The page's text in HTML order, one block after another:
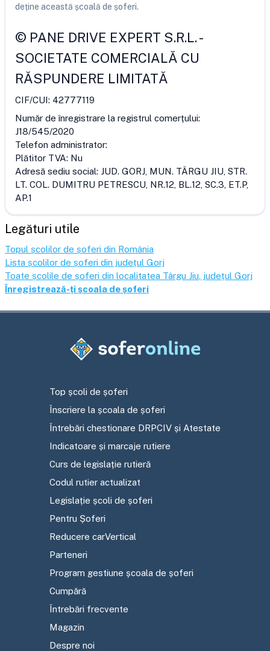
deține această școală de șoferi.
© PANE DRIVE EXPERT S.R.L.-
SOCIETATE COMERCIALĂ CU
RĂSPUNDERE LIMITATĂ
CIF/CUI: 42777119
Număr de înregistrare la registrul comerțului:
J18/545/2020
Telefon administrator:
Plătitor TVA: Nu
Adresă sediu social: JUD. GORJ, MUN. TÂRGU JIU, STR.
LT. COL. DUMITRU PETRESCU, NR.12, BL.12, SC.3, ET.P,
AP.1
Legături utile
Topul școlilor de șoferi din România
Lista școlilor de șoferi din județul Gorj
Toate școlile de șoferi din localitatea Târgu Jiu , județul Gorj
Înregistrează-ți școala de șoferi
Top școli de șoferi
Înscriere la școala de șoferi
Întrebări chestionare DRPCIV și Atestate
Indicatoare și marcaje rutiere
Curs de legislație rutieră
Codul rutier actualizat
Legislație școli de șoferi
Pentru Șoferi
Reducere carVertical
Parteneri
Program gestiune școala de șoferi
Cumpără
Întrebări frecvente
Magazin
Despre noi